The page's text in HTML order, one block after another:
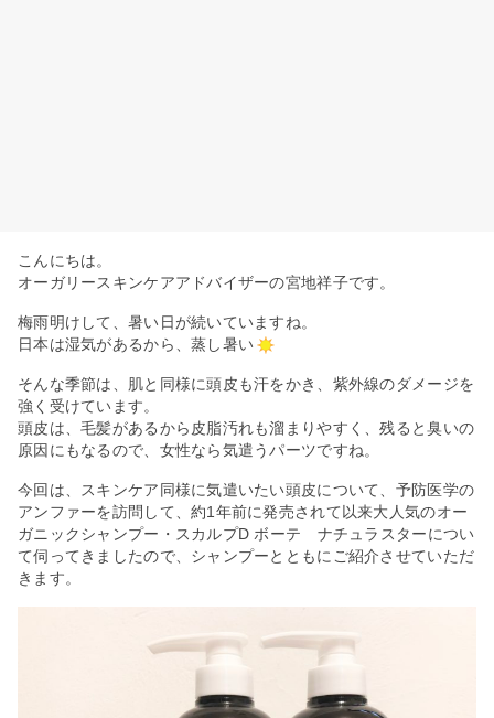
こんにちは。
オーガリースキンケアアドバイザーの宮地祥子です。
梅雨明けして、暑い日が続いていますね。
日本は湿気があるから、蒸し暑い
そんな季節は、肌と同様に頭皮も汗をかき、紫外線のダメージを
強く受けています。
頭皮は、毛髪があるから皮脂汚れも溜まりやすく、残ると臭いの
原因にもなるので、女性なら気遣うパーツですね。
今回は、スキンケア同様に気遣いたい頭皮について、予防医学の
アンファーを訪問して、約1年前に発売されて以来大人気のオー
ガニックシャンプー・スカルプD ボーテ ナチュラスターについ
て伺ってきましたので、シャンプーとともにご紹介させていただ
きます。